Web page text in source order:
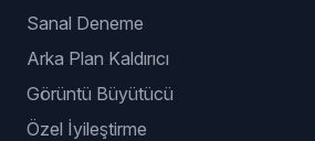
Sanal Deneme
Arka Plan Kaldırıcı
Görüntü Büyütücü
Özel İyileştirme